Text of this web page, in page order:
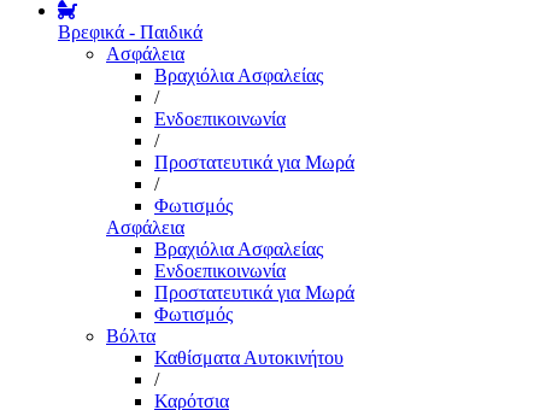
Βρεφικά - Παιδικά
Ασφάλεια
Βραχιόλια Ασφαλείας
/
Ενδοεπικοινωνία
/
Προστατευτικά για Μωρά
/
Φωτισμός
Ασφάλεια
Βραχιόλια Ασφαλείας
Ενδοεπικοινωνία
Προστατευτικά για Μωρά
Φωτισμός
Βόλτα
Καθίσματα Αυτοκινήτου
/
Καρότσια